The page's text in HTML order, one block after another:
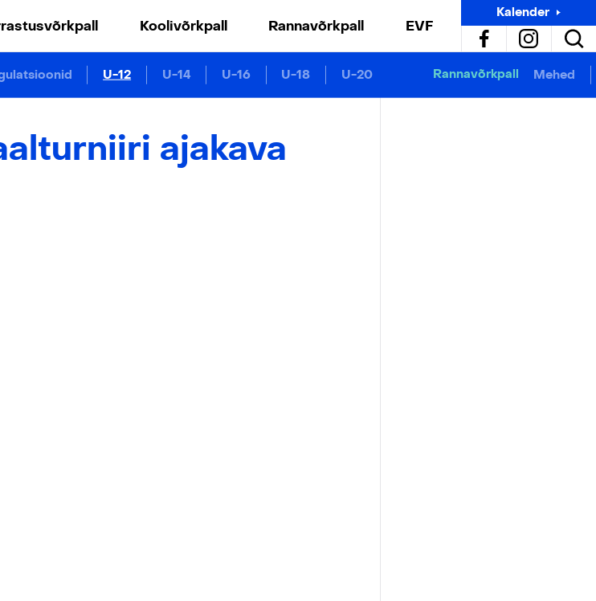
Koolivõrkpall Rannavõrkpall EVF
Kalender
U-12 U-14 U-16 U-18 U-20 Rannavõrkpall Mehed
ajakava